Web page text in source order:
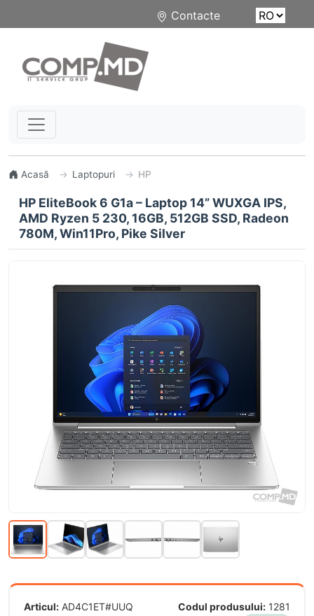
Contacte
Acasă Laptopuri HP
HP EliteBook 6 G1a – Laptop 14” WUXGA IPS,
AMD Ryzen 5 230, 16GB, 512GB SSD, Radeon
780M, Win11Pro, Pike Silver
Articul: AD4C1ET#UUQ Codul produsului: 1281